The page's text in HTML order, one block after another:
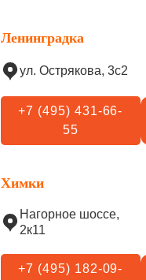
Ленинградка
ул. Острякова, 3с2
+7 (495) 431-66-
55
Химки
Нагорное шоссе,
2к11
+7 (495) 182-09-